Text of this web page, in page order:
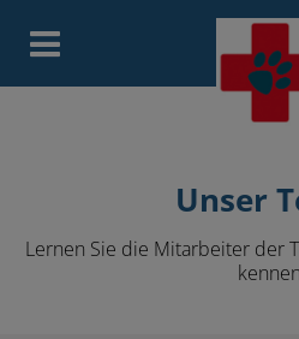
Unser
Lernen Sie die Mitarbeiter der
kennen